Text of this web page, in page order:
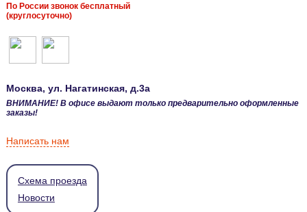
По России звонок бесплатный
(круглосуточно)
Москва, ул. Нагатинская, д.3а
ВНИМАНИЕ! В офисе выдают только предварительно оформленные
заказы!
Написать нам
Схема проезда
Новости